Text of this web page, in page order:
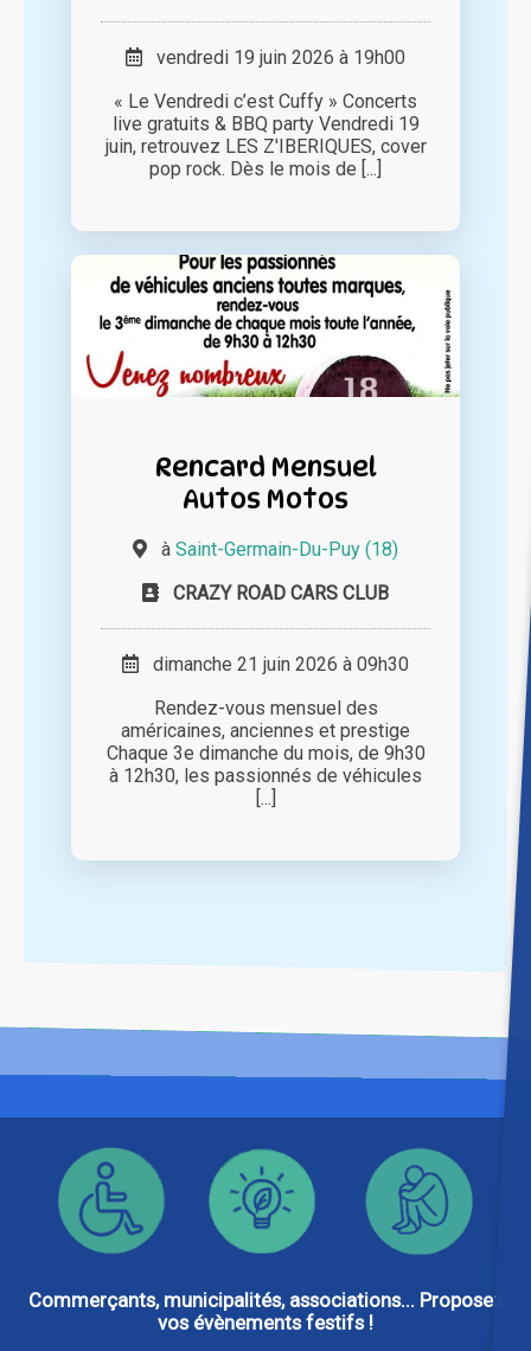
vendredi 19 juin 2026 à 19h00
« Le Vendredi c’est Cuffy » Concerts
live gratuits & BBQ party Vendredi 19
juin, retrouvez LES Z'IBERIQUES, cover
pop rock. Dès le mois de [...]
Rencard Mensuel
Autos Motos
à Saint-Germain-Du-Puy (18)
CRAZY ROAD CARS CLUB
dimanche 21 juin 2026 à 09h30
Rendez-vous mensuel des
américaines, anciennes et prestige
Chaque 3e dimanche du mois, de 9h30
à 12h30, les passionnés de véhicules
[...]
Commerçants, municipalités, associations... Proposez
vos évènements festifs !